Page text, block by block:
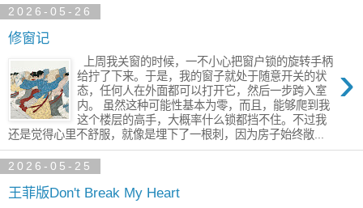
2026-05-26
修窗记
›
上周我关窗的时候，一不小心把窗户锁的旋转手柄
给拧了下来。于是，我的窗子就处于随意开关的状
态，任何人在外面都可以打开它，然后一步跨入室
内。 虽然这种可能性基本为零，而且，能够爬到我
这个楼层的高手，大概率什么锁都挡不住。不过我
还是觉得心里不舒服，就像是埋下了一根刺，因为房子始终敞...
2026-05-25
王菲版Don't Break My Heart